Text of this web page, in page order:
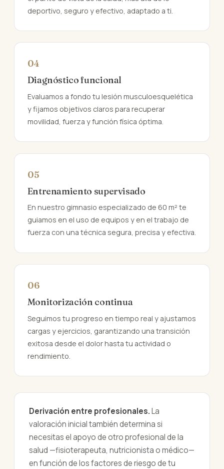
deportivo, seguro y efectivo, adaptado a ti.
04
Diagnóstico funcional
Evaluamos a fondo tu lesión musculoesquelética
y fijamos objetivos claros para recuperar
movilidad, fuerza y función física óptima.
05
Entrenamiento supervisado
En nuestro gimnasio especializado de 60 m² te
guiamos en el uso de equipos y en el trabajo de
fuerza con una técnica segura, precisa y efectiva.
06
Monitorización continua
Seguimos tu progreso en tiempo real y ajustamos
cargas y ejercicios, garantizando una transición
exitosa desde el dolor hasta tu actividad o
rendimiento.
Derivación entre profesionales.La
valoración inicial también determina si
necesitas el apoyo de otro profesional de la
salud —fisioterapeuta, nutricionista o médico—
en función de los factores de riesgo de tu